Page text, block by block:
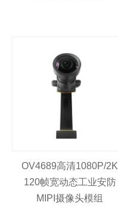
OV4689高清1080P/2K
120帧宽动态工业安防
MIPI摄像头模组